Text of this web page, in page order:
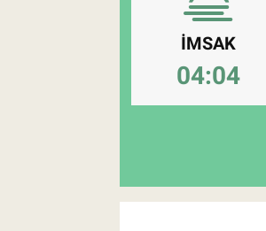
İMSAK
04:04